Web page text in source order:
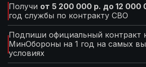
Получи от 5 200 000 р. до 12 000
год службы по контракту СВО
Подпиши официальный контракт
МинОбороны на 1 год на самых
условиях